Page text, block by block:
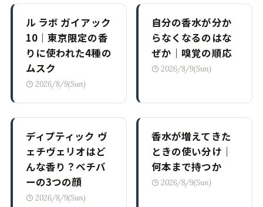
ル ラボ ガイアック
10｜東京限定の香
りに使われた4種の
ムスク
2026/8/9(Sun)
自分の香水が分か
らなくなるのはな
ぜか｜嗅覚の順応
2026/8/9(Sun)
ディプティック ヴ
ェチヴェリオはど
んな香り？ベチバ
ーの3つの顔
2026/8/9(Sun)
香水が増えてきた
ときの使い分け｜
何本まで持つか
2026/8/9(Sun)